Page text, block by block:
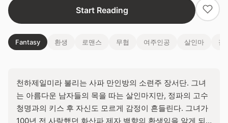
Start Reading
Fantasy 환생 로맨스 무협 여주인공 살인마 집
천하제일미라 불리는 사파 만인방의 소련주 장서단. 그녀
는 아름다운 남자들의 목을 따는 살인마지만, 정파의 고수
청명과의 키스 후 자신도 모르게 감정이 흔들린다. 그녀가
100년 전 사랑했던 화산파 제자 백향의 환생임을 알게 되